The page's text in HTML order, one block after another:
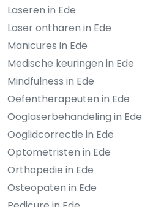
Laseren in Ede
Laser ontharen in Ede
Manicures in Ede
Medische keuringen in Ede
Mindfulness in Ede
Oefentherapeuten in Ede
Ooglaserbehandeling in Ede
Ooglidcorrectie in Ede
Optometristen in Ede
Orthopedie in Ede
Osteopaten in Ede